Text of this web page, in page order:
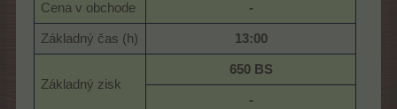
Cena v obchode -
Základný čas (h) 13:00
Základný zisk
650 BS
-